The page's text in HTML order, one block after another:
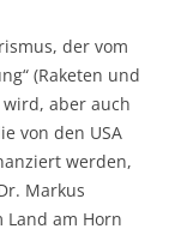
der vom
(Raketen und
aber auch
von den USA
werden,
Markus
Land am Horn